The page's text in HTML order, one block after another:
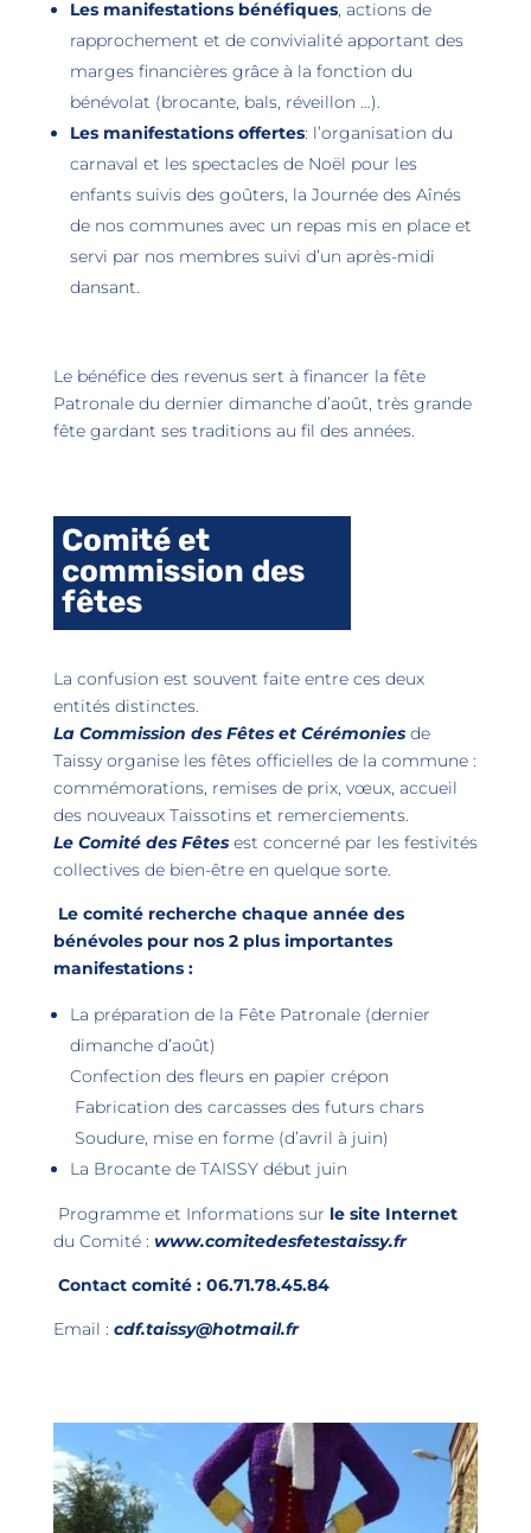
Les manifestations bénéfiques, actions de
rapprochement et de convivialité apportant des
marges financières grâce à la fonction du
bénévolat (brocante, bals, réveillon …).
Les manifestations offertes: l’organisation du
carnaval et les spectacles de Noël pour les
enfants suivis des goûters, la Journée des Aînés
de nos communes avec un repas mis en place et
servi par nos membres suivi d’un après-midi
dansant.
Le bénéfice des revenus sert à financer la fête
Patronale du dernier dimanche d’août, très grande
fête gardant ses traditions au fil des années.
Comité et
commission des
fêtes
La confusion est souvent faite entre ces deux
entités distinctes.
La Commission des Fêtes et Cérémoniesde
Taissy organise les fêtes officielles de la commune :
commémorations, remises de prix, vœux, accueil
des nouveaux Taissotins et remerciements.
Le Comité des Fêtesest concerné par les festivités
collectives de bien-être en quelque sorte.
Le comité recherche chaque année des
bénévoles pour nos 2 plus importantes
manifestations :
La préparation de la Fête Patronale (dernier
dimanche d’août)
Confection des fleurs en papier crépon
Fabrication des carcasses des futurs chars
Soudure, mise en forme (d’avril à juin)
La Brocante de TAISSY début juin
Programme et Informations sur le site Internet
du Comité : www.comitedesfetestaissy.fr
Contact comité : 06.71.78.45.84
Email : cdf.taissy@hotmail.fr